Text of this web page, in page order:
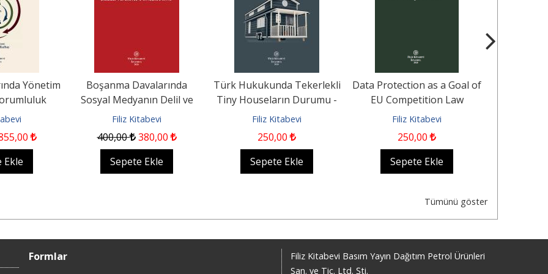
Yönetim
,00
Ekle
Boşanma Davalarında
Sosyal Medyanın Delil ve
İspat Fonksiyonu
Filiz Kitabevi
400,00 380,00
Sepete Ekle
Türk Hukukunda Tekerlekli
Tiny Houseların Durumu -
Mobil Evlere Dair...
Filiz Kitabevi
250,00
Sepete Ekle
Data Protection as a Goal of
EU Competition Law
Filiz Kitabevi
250,00
Sepete Ekle
Tümünü göster
Formlar
Filiz Kitabevi Basım Yayın Dağıtım Petrol Ürünleri
San. ve Tic. Ltd. Şti.